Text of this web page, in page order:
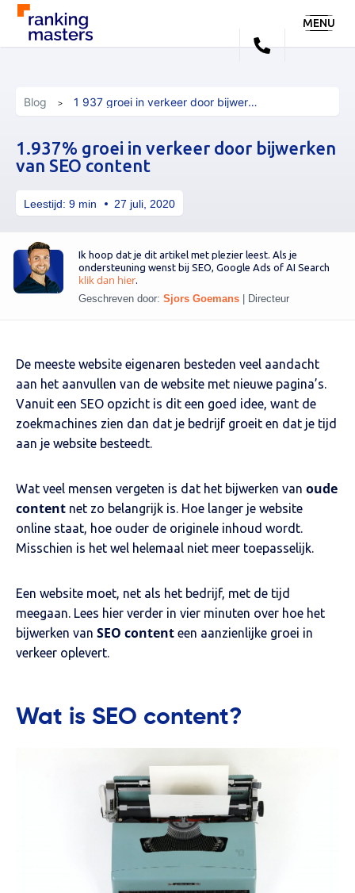
MENU
Blog 1 937 groei in verkeer door bijwerken van seo content
Leestijd: 9 min 27 juli, 2020
1.937% groei in verkeer door bijwerken
van SEO content
Ik hoop dat je dit artikel met plezier leest. Als je
ondersteuning wenst bij SEO, Google Ads of AI Search
klik dan hier
Geschreven door: Sjors Goemans | Directeur
De meeste website eigenaren besteden veel aandacht
aan het aanvullen van de website met nieuwe pagina’s.
Vanuit een SEO opzicht is dit een goed idee, want de
zoekmachines zien dan dat je bedrijf groeit en dat je tijd
aan je website besteedt.
Wat veel mensen vergeten is dat het bijwerken van oude
content net zo belangrijk is. Hoe langer je website
online staat, hoe ouder de originele inhoud wordt.
Misschien is het wel helemaal niet meer toepasselijk.
Een website moet, net als het bedrijf, met de tijd
meegaan. Lees hier verder in vier minuten over hoe het
bijwerken van SEO content een aanzienlijke groei in
verkeer oplevert.
Wat is SEO content?